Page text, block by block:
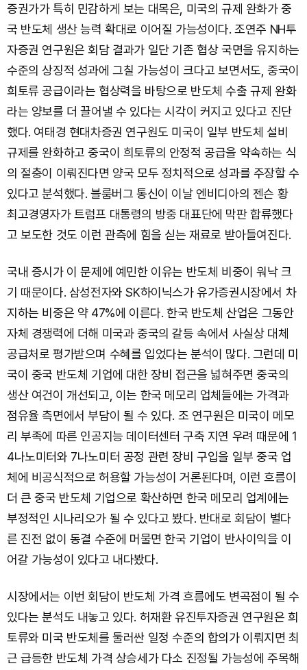
증권가가 특히 민감하게 보는 대목은, 미국의 규제 완화가 중
국 반도체 생산 능력 확대로 이어질 가능성이다. 조연주 NH투
자증권 연구원은 회담 결과가 일단 기존 협상 국면을 유지하는
수준의 상징적 성과에 그칠 가능성이 크다고 보면서도, 중국이
희토류 공급이라는 협상력을 바탕으로 반도체 수출 규제 완화
라는 양보를 더 끌어낼 수 있다는 시각이 커지고 있다고 진단
했다. 여태경 현대차증권 연구원도 미국이 일부 반도체 설비
규제를 완화하고 중국이 희토류의 안정적 공급을 약속하는 식
의 절충이 이뤄진다면 양국 모두 정치적으로 성과를 주장할 수
있다고 분석했다. 블룸버그 통신이 이날 엔비디아의 젠슨 황
최고경영자가 트럼프 대통령의 방중 대표단에 막판 합류했다
고 보도한 것도 이런 관측에 힘을 싣는 재료로 받아들여진다.
국내 증시가 이 문제에 예민한 이유는 반도체 비중이 워낙 크
기 때문이다. 삼성전자와 SK하이닉스가 유가증권시장에서 차
지하는 비중은 약 47%에 이른다. 한국 반도체 산업은 그동안
자체 경쟁력에 더해 미국과 중국의 갈등 속에서 사실상 대체
공급처로 평가받으며 수혜를 입었다는 분석이 많다. 그런데 미
국이 중국 반도체 기업에 대한 장비 접근을 넓혀주면 중국의
생산 여건이 개선되고, 이는 한국 메모리 업체들에는 가격과
점유율 측면에서 부담이 될 수 있다. 조 연구원은 미국이 메모
리 부족에 따른 인공지능 데이터센터 구축 지연 우려 때문에 1
4나노미터와 7나노미터 공정 관련 장비 구입을 일부 중국 업
체에 비공식적으로 허용할 가능성이 거론된다며, 이런 흐름이
더 큰 중국 반도체 기업으로 확산하면 한국 메모리 업계에는
부정적인 시나리오가 될 수 있다고 봤다. 반대로 회담이 별다
른 진전 없이 동결 수준에 머물면 한국 기업이 반사이익을 이
어갈 가능성이 있다고 내다봤다.
시장에서는 이번 회담이 반도체 가격 흐름에도 변곡점이 될 수
있다는 분석도 내놓고 있다. 허재환 유진투자증권 연구원은 희
토류와 미국 반도체를 둘러싼 일정 수준의 합의가 이뤄지면 최
근 급등한 반도체 가격 상승세가 다소 진정될 가능성에 주목해